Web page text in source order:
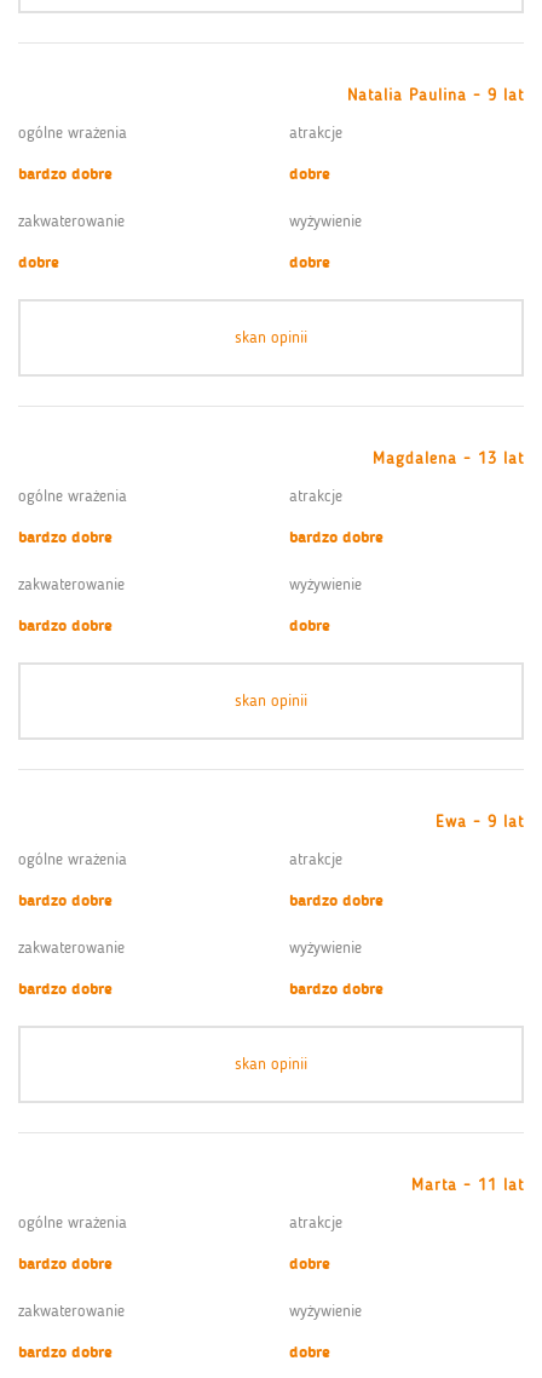
Natalia Paulina - 9 lat
ogólne wrażenia
bardzo dobre
atrakcje
dobre
zakwaterowanie
dobre
wyżywienie
dobre
skan opinii
Magdalena - 13 lat
ogólne wrażenia
bardzo dobre
atrakcje
bardzo dobre
zakwaterowanie
bardzo dobre
wyżywienie
dobre
skan opinii
Ewa - 9 lat
ogólne wrażenia
bardzo dobre
atrakcje
bardzo dobre
zakwaterowanie
bardzo dobre
wyżywienie
bardzo dobre
skan opinii
Marta - 11 lat
ogólne wrażenia
bardzo dobre
atrakcje
dobre
zakwaterowanie
bardzo dobre
wyżywienie
dobre